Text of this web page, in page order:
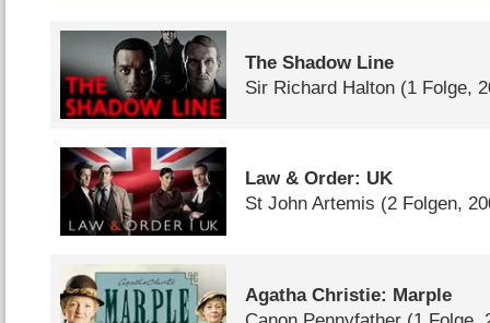
The Shadow Line
Sir Richard Halton (1 Folge,
Law & Order: UK
St John Artemis (2 Folgen,
Agatha Christie: Marple